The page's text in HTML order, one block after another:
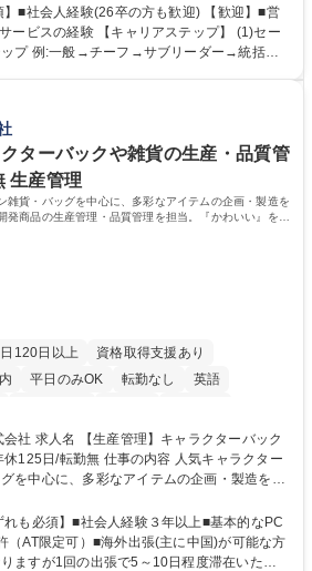
。 【具体的な業務内容】 ■店
務 ■受電対応(社内/社外) ■商品のマスター登
提携企業への書類送付業務 ■契約書管理業務
■社会人経験(26卒の方も歓迎) 【歓迎】■営
リアステップ】 (1)セー
ップ 例:一般→チーフ→サブリーダー→統括リ
キャリアと向き合っていただき、会社として
専 短大
：
クターバックや雑貨の生産・品質管
生産管理
雑貨・バッグを中心に、多彩なアイテムの企画・製造を
商品の生産管理・品質管理を担当。『かわいい』を届
す。
120日以上
資格取得支援あり
平日のみOK 転勤なし
英語
給 駅近5分以内 中国語 土日祝休み
ーバック
の内容 人気キャラクター
を中心に、多彩なアイテムの企画・製造を手
開発商品の生産管理・品質管理を担当。『か
ョンです。 有名ブランドやキャラ
商品の企画・開発・販売を行っています。企
製造に関わる全てのプロセスにおいて、生産
も必須】■社会人経験３年以上■基本的なPC
（AT限定可）■海外出張(主に中国)が可能な方
ますが1回の出張で5～10日程度滞在いただ